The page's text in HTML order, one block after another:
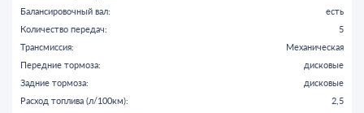
Балансировочный вал:
есть
Количество передач:
5
Трансмиссия:
Механическая
Передние тормоза:
дисковые
Задние тормоза:
дисковые
Расход топлива (л/100км):
2,5